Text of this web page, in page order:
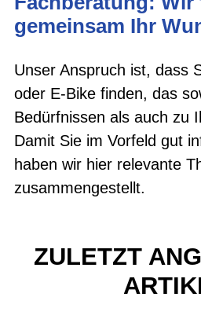
gemeinsam Ihr
Unser Anspruch ist, dass
oder E-Bike finden, das
Bedürfnissen als auch zu
Damit Sie im Vorfeld gut
haben wir hier relevante
zusammengestellt.
ZULETZT